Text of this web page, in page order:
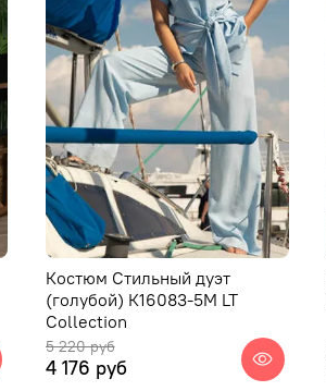
Костюм Стильный дуэт
(голубой) К16083-5М LT
Collection
5 220 руб
4 176 руб